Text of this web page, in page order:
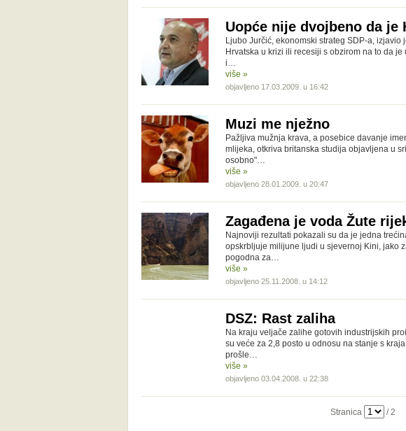
Uopće nije dvojbeno da je
Ljubo Jurčić, ekonomski strateg SDP-a,
Hrvatska u krizi ili recesiji s obzirom na to da
i…
više »
objavljeno 17.03.2009. u 16:42
Muzi me nježno
Pažljiva mužnja krava, a posebice davanje
mlijeka, otkriva britanska studija objavljena u
osobno"…
više »
objavljeno 28.01.2009. u 20:47
Zagađena je voda Žute
Najnoviji rezultati pokazali su da je jedna
opskrbljuje milijune ljudi u sjevernoj Kini, jako
pogodna za…
više »
objavljeno 25.11.2008. u 14:12
DSZ: Rast zaliha
Na kraju veljače zalihe gotovih industrijskih
su veće za 2,8 posto u odnosu na stanje s
prošle…
više »
objavljeno 03.04.2008. u 22:38
Stranica / 2